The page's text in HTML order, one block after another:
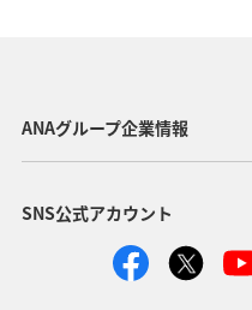
ANAグループ企業情報
SNS公式アカウント